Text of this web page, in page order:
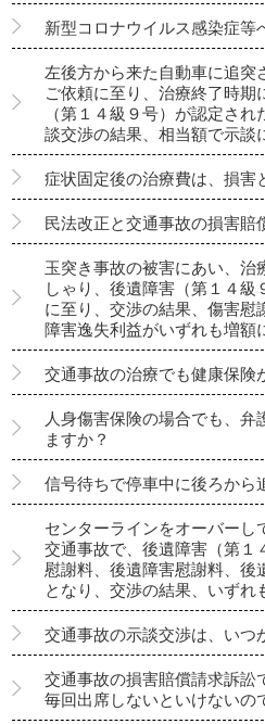
新型コロナウイルス感染症等
左後方から来た自動車に追突
ご依頼に至り、治療終了時期
（第１４級９号）が認定さ
談交渉の結果、相当額で示談
症状固定後の治療費は、損害
民法改正と交通事故の損害賠
玉突き事故の被害にあい、治
しゃり、後遺障害（第１４
に至り、交渉の結果、傷害慰
障害逸失利益がいずれも増額
交通事故の治療でも健康保険
人身傷害保険の場合でも、弁
ますか？
信号待ちで停車中に後ろから
センターラインをオーバーし
交通事故で、後遺障害（第１
慰謝料、後遺障害慰謝料、後
となり、交渉の結果、いずれ
交通事故の示談交渉は、いつ
交通事故の損害賠償請求訴訟
毎回出席しないといけないの